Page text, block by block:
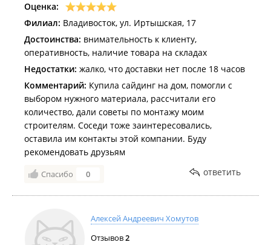
Оценка:
Филиал: Владивосток, ул. Иртышская, 17
Достоинства: внимательность к клиенту,
оперативность, наличие товара на складах
Недостатки: жалко, что доставки нет после 18 часов
Комментарий: Купила сайдинг на дом, помогли с
выбором нужного материала, рассчитали его
количество, дали советы по монтажу моим
строителям. Соседи тоже заинтересовались,
оставила им контакты этой компании. Буду
рекомендовать друзьям
Спасибо 0 ответить
Алексей Андреевич Хомутов
Отзывов2